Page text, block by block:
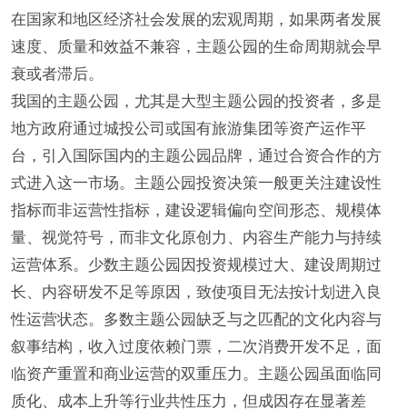
在国家和地区经济社会发展的宏观周期，如果两者发展
速度、质量和效益不兼容，主题公园的生命周期就会早
衰或者滞后。
我国的主题公园，尤其是大型主题公园的投资者，多是
地方政府通过城投公司或国有旅游集团等资产运作平
台，引入国际国内的主题公园品牌，通过合资合作的方
式进入这一市场。主题公园投资决策一般更关注建设性
指标而非运营性指标，建设逻辑偏向空间形态、规模体
量、视觉符号，而非文化原创力、内容生产能力与持续
运营体系。少数主题公园因投资规模过大、建设周期过
长、内容研发不足等原因，致使项目无法按计划进入良
性运营状态。多数主题公园缺乏与之匹配的文化内容与
叙事结构，收入过度依赖门票，二次消费开发不足，面
临资产重置和商业运营的双重压力。主题公园虽面临同
质化、成本上升等行业共性压力，但成因存在显著差